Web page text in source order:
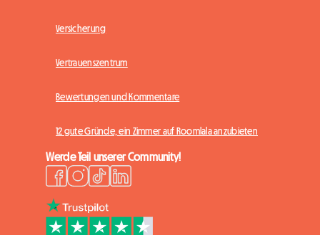
Versicherung
Vertrauenszentrum
Bewertungen und Kommentare
12 gute Gründe, ein Zimmer auf Roomlala anzubieten
Werde Teil unserer Community!